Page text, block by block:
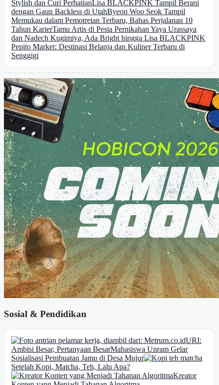
Stylish dan Curi PerhatianLisa BLACKPINK Tampil Berani
dengan Gaun Backless di UtahByeon Woo Seok Tampil
Memukau dalam Pemotretan Terbaru, Bahas Perjalanan 10
Tahun KarierTamu Artis di Pesta Pernikahan Yaya Urassaya
dan Nadech Kugimiya, Ada Bright hingga Lisa BLACKPINK
Pepito Market: Destinasi Belanja dan Kuliner Terbaru di
Senggigi
Sosial & Pendidikan
URI:
Ambisi Besar, Pertanyaan BesarMahasiswa Unram Gelar
Sosialisasi Pembuatan Jamu di Desa Mujur
Setelah Kopi, Matcha, Teh, Lalu Apa?
Kreator